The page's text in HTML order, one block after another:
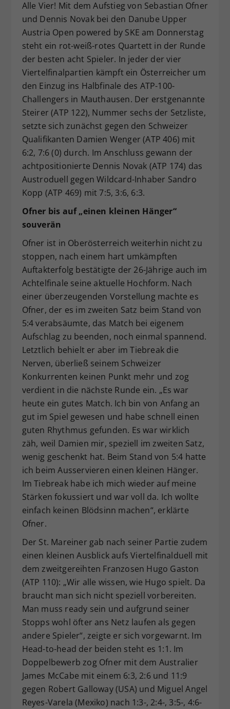
Alle Vier! Mit dem Aufstieg von Sebastian Ofner
und Dennis Novak bei den Danube Upper
Austria Open powered by SKE am Donnerstag
steht ein rot-weiß-rotes Quartett in der Runde
der besten acht Spieler. In jeder der vier
Viertelfinalpartien kämpft ein Österreicher um
den Einzug ins Halbfinale des ATP-100-
Challengers in Mauthausen. Der erstgenannte
Steirer (ATP 122), Nummer sechs der Setzliste,
setzte sich zunächst gegen den Schweizer
Qualifikanten Damien Wenger (ATP 406) mit
6:2, 7:6 (0) durch. Im Anschluss gewann der
achtpositionierte Dennis Novak (ATP 174) das
Austroduell gegen Wildcard-Inhaber Sandro
Kopp (ATP 469) mit 7:5, 3:6, 6:3.
Ofner bis auf „einen kleinen Hänger“
souverän
Ofner ist in Oberösterreich weiterhin nicht zu
stoppen, nach einem hart umkämpften
Auftakterfolg bestätigte der 26-Jährige auch im
Achtelfinale seine aktuelle Hochform. Nach
einer überzeugenden Vorstellung machte es
Ofner, der es im zweiten Satz beim Stand von
5:4 verabsäumte, das Match bei eigenem
Aufschlag zu beenden, noch einmal spannend.
Letztlich behielt er aber im Tiebreak die
Nerven, überließ seinem Schweizer
Konkurrenten keinen Punkt mehr und zog
verdient in die nächste Runde ein. „Es war
heute ein gutes Match. Ich bin von Anfang an
gut im Spiel gewesen und habe schnell einen
guten Rhythmus gefunden. Es war wirklich
zäh, weil Damien mir, speziell im zweiten Satz,
wenig geschenkt hat. Beim Stand von 5:4 hatte
ich beim Ausservieren einen kleinen Hänger.
Im Tiebreak habe ich mich wieder auf meine
Stärken fokussiert und war voll da. Ich wollte
einfach keinen Blödsinn machen“, erklärte
Ofner.
Der St. Mareiner gab nach seiner Partie zudem
einen kleinen Ausblick aufs Viertelfinalduell mit
dem zweitgereihten Franzosen Hugo Gaston
(ATP 110): „Wir alle wissen, wie Hugo spielt. Da
braucht man sich nicht speziell vorbereiten.
Man muss ready sein und aufgrund seiner
Stopps wohl öfter ans Netz laufen als gegen
andere Spieler“, zeigte er sich vorgewarnt. Im
Head-to-head der beiden steht es 1:1. Im
Doppelbewerb zog Ofner mit dem Australier
James McCabe mit einem 6:3, 2:6 und 11:9
gegen Robert Galloway (USA) und Miguel Angel
Reyes-Varela (Mexiko) nach 1:3-, 2:4-, 3:5-, 4:6-
Zweck
Dieser Wert speichert Ihre Consent-
Einstellungen. Unter anderem eine
zufällig generierte ID, für die
historische Speicherung Ihrer
vorgenommen Einstellungen, falls der
Webseiten-Betreiber dies eingestellt